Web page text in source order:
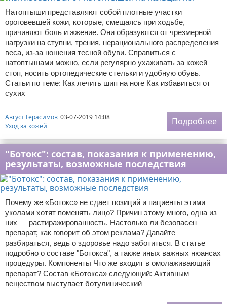
Натоптыши представляют собой плотные участки
ороговевшей кожи, которые, смещаясь при ходьбе,
причиняют боль и жжение. Они образуются от чрезмерной
нагрузки на ступни, трения, нерационального распределения
веса, из-за ношения тесной обуви. Справиться с
натоптышами можно, если регулярно ухаживать за кожей
стоп, носить ортопедические стельки и удобную обувь.
Статьи по теме: Как лечить шип на ноге Как избавиться от
сухих
Август Герасимов 03-07-2019 14:08
Уход за кожей
Подробнее
"Ботокс": состав, показания к применению,
результаты, возможные последствия
Почему же «Ботокс» не сдает позиций и пациенты этими
уколами хотят поменять лицо? Причин этому много, одна из
них — растиражированность. Настолько ли безопасен
препарат, как говорит об этом реклама? Давайте
разбираться, ведь о здоровье надо заботиться. В статье
подробно о составе "Ботокса", а также иных важных нюансах
процедуры. Компоненты Что же входит в омолаживающий
препарат? Состав «Ботокса» следующий: Активным
веществом выступает ботулинический